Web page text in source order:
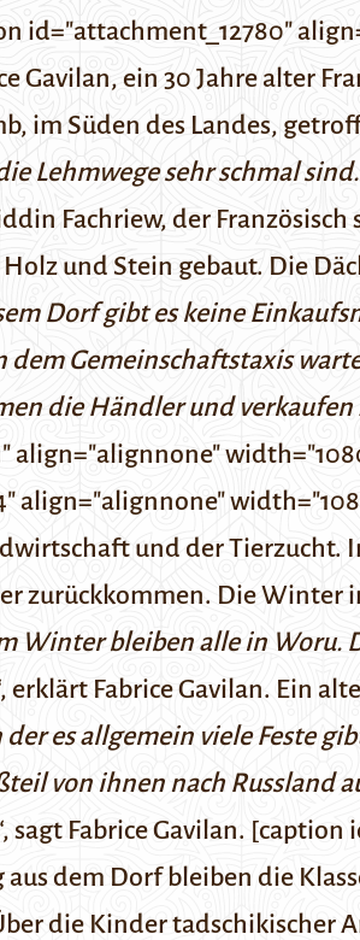
id="attachment_12780"
Gavilan, ein 30 Jahre alter
, im Süden des Landes,
Lehmwege sehr schmal
Fachriew, der Französisch
Holz und Stein gebaut. Die
Dorf gibt es keine
dem Gemeinschaftstaxis
die Händler und verkaufen
align="alignnone"
align="alignnone"
und der Tierzucht.
zurückkommen. Die Winter
Winter bleiben alle in Woru.
erklärt Fabrice Gavilan. Ein
es allgemein viele Feste
von ihnen nach Russland
sagt Fabrice Gavilan.
dem Dorf bleiben die
die Kinder tadschikischer